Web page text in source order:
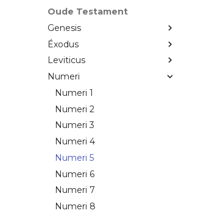
Oude Testament
Genesis
Éxodus
Leviticus
Numeri
Numeri 1
Numeri 2
Numeri 3
Numeri 4
Numeri 5
Numeri 6
Numeri 7
Numeri 8